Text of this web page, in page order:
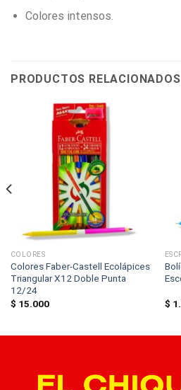
Colores intensos.
PRODUCTOS RELACIONADOS
COLORES
Colores Faber-Castell Ecolápices
Triangular X12 Doble Punta
12/24
$ 15.000 $